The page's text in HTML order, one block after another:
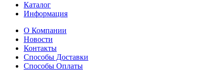
Каталог
Информация
О Компании
Новости
Контакты
Способы Доставки
Способы Оплаты